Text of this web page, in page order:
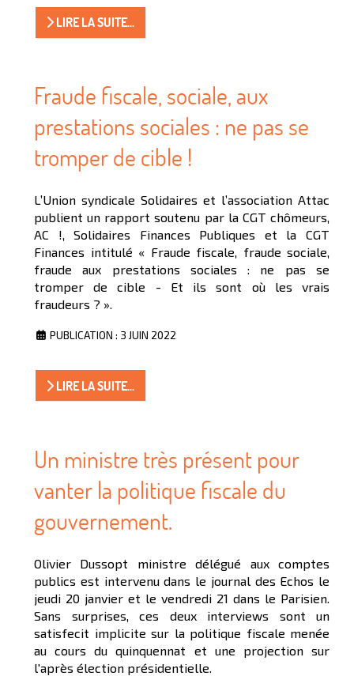
LIRE LA SUITE...
Fraude fiscale, sociale, aux
prestations sociales : ne pas se
tromper de cible !
L’Union syndicale Solidaires et l’association Attac
publient un rapport soutenu par la CGT chômeurs,
AC !, Solidaires Finances Publiques et la CGT
Finances intitulé « Fraude fiscale, fraude sociale,
fraude aux prestations sociales : ne pas se
tromper de cible - Et ils sont où les vrais
fraudeurs ? ».
PUBLICATION : 3 JUIN 2022
LIRE LA SUITE...
Un ministre très présent pour
vanter la politique fiscale du
gouvernement.
Olivier Dussopt ministre délégué aux comptes
publics est intervenu dans le journal des Echos le
jeudi 20 janvier et le vendredi 21 dans le Parisien.
Sans surprises, ces deux interviews sont un
satisfecit implicite sur la politique fiscale menée
au cours du quinquennat et une projection sur
l'après élection présidentielle.